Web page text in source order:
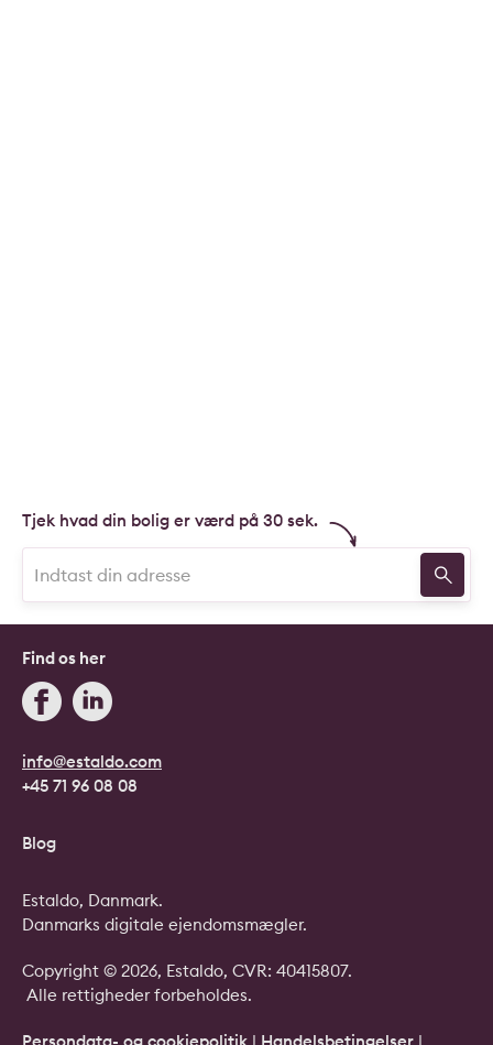
Tjek hvad din bolig er værd på 30 sek.
info@estaldo.com
+45 71 96 08 08
Find os her
Blog
Copyright © 2026, Estaldo, CVR: 40415807.
Alle rettigheder forbeholdes.
Persondata- og cookiepolitik | Handelsbetingelser |
Estaldo, Danmark.
Danmarks digitale ejendomsmægler.